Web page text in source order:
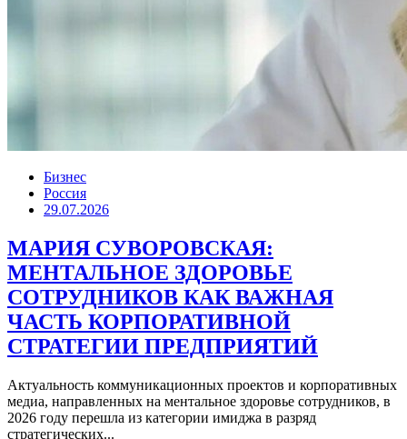
Бизнес
Россия
29.07.2026
МАРИЯ СУВОРОВСКАЯ:
МЕНТАЛЬНОЕ ЗДОРОВЬЕ
СОТРУДНИКОВ КАК ВАЖНАЯ
ЧАСТЬ КОРПОРАТИВНОЙ
СТРАТЕГИИ ПРЕДПРИЯТИЙ
Актуальность коммуникационных проектов и корпоративных
медиа, направленных на ментальное здоровье сотрудников, в
2026 году перешла из категории имиджа в разряд
стратегических...